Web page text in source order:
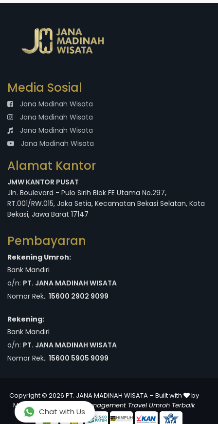
Media Sosial
Jana Madinah Wisata
Jana Madinah Wisata
Jana Madinah Wisata
Jana Madinah Wisata
Alamat Kantor
JMW KANTOR PUSAT
Jln. Boulevard - Pulo Sirih Blok FE Utama No.297,
RT.001/RW.015, Jaka Setia, Kecamatan Bekasi Selatan, Kota
Bekasi, Jawa Barat 17147
Pembayaran
Rekening Umroh:
Bank Mandiri
a/n: PT. JANA MADINAH WISATA
Nomor Rek.: 15600 2902 9099
Rekening:
Bank Mandiri
a/n: PT. JANA MADINAH WISATA
Nomor Rek.: 15600 5905 9099
Copyright © 2026 PT. JANA MADINAH WISATA – Built with
by
MuslimPergi
Software Management Travel Umroh Terbaik
Chat with Us